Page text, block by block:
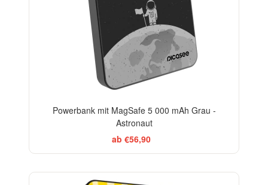
Powerbank mit MagSafe 5 000 mAh Grau -
Astronaut
ab €56,90